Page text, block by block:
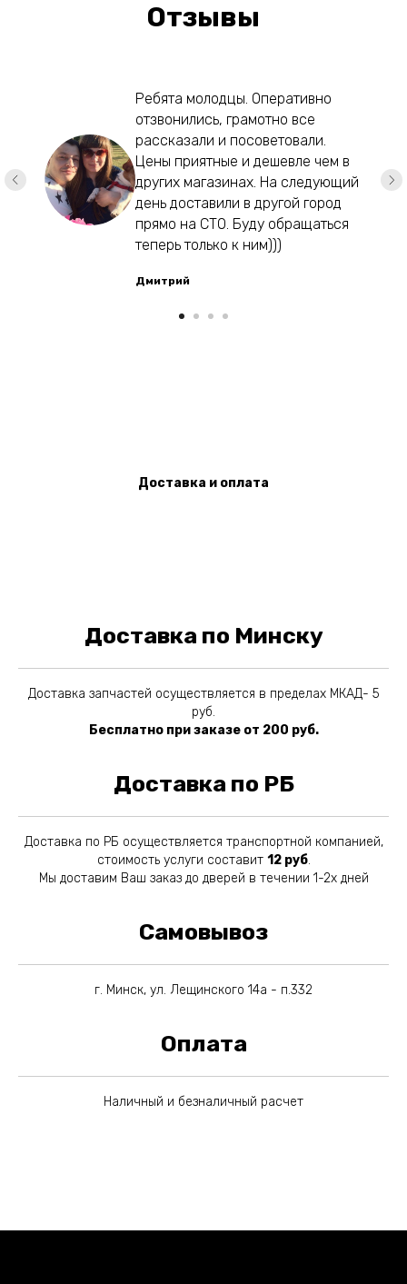
Отзывы
Ребята молодцы. Оперативно
отзвонились, грамотно все
рассказали и посоветовали.
Цены приятные и дешевле чем в
других магазинах. На следующий
день доставили в другой город
прямо на СТО. Буду обращаться
теперь только к ним)))
Дмитрий
Доставка и оплата
Доставка по Минску
Доставка запчастей осуществляется в пределах МКАД- 5
руб.
Бесплатно при заказе от 200 руб.
Доставка по РБ
Доставка по РБ осуществляется транспортной компанией,
стоимость услуги составит 12 руб.
Мы доставим Ваш заказ до дверей в течении 1-2х дней
Самовывоз
г. Минск, ул. Лещинского 14а - п.332
Оплата
Наличный и безналичный расчет